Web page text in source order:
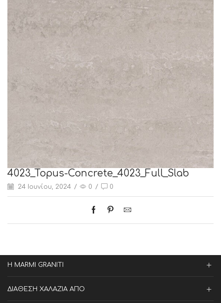
4023_Topus-Concrete_4023_Full_Slab
24 Ιουνίου, 2024 / 0 / 0
Η MARMI GRANITI
ΔΙΑΘΕΣΗ ΧΑΛΑΖΙΑ ΑΠΟ